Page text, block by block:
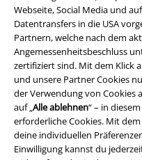
Webseite, Social Media und
Datentransfers in die USA
Partnern, welche nach dem
Angemessenheitsbeschluss
zertifiziert sind. Mit dem Klick
und unsere Partner Cookies
der Verwendung von Cookies
auf „Alle ablehnen“ – in
erforderliche Cookies. Mit dem
deine individuellen
Einwilligung kannst du
Rechtliches
AGB
Impressum
Datenschutz
Entsorgung und Umweltschutz
Konformitätserklärung